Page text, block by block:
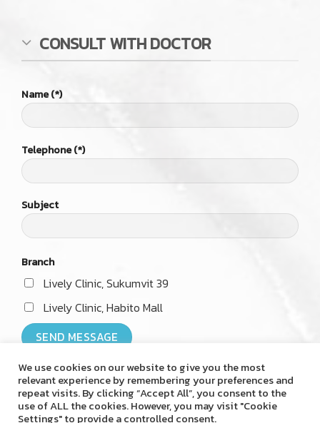
Branch
Lively Clinic, Sukumvit 39
We use cookies on our website to give you the most
relevant experience by remembering your preferences and
repeat visits. By clicking “Accept All”, you consent to the
use of ALL the cookies. However, you may visit "Cookie
Settings" to provide a controlled consent.